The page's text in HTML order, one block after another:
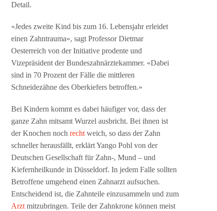
Detail.
«Jedes zweite Kind bis zum 16. Lebensjahr erleidet
einen Zahntrauma», sagt Professor Dietmar
Oesterreich von der Initiative prodente und
Vizepräsident der Bundeszahnärztekammer. «Dabei
sind in 70 Prozent der Fälle die mittleren
Schneidezähne des Oberkiefers betroffen.»
Bei Kindern kommt es dabei häufiger vor, dass der
ganze Zahn mitsamt Wurzel ausbricht. Bei ihnen ist
der Knochen nochrecht weich, so dass der Zahn
schneller herausfällt, erklärt Yango Pohl von der
Deutschen Gesellschaft für Zahn-, Mund – und
Kiefernheilkunde in Düsseldorf. In jedem Falle sollten
Betroffene umgehend einen Zahnarzt aufsuchen.
Entscheidend ist, die Zahnteile einzusammeln und zum
Arzt mitzubringen. Teile der Zahnkrone können meist